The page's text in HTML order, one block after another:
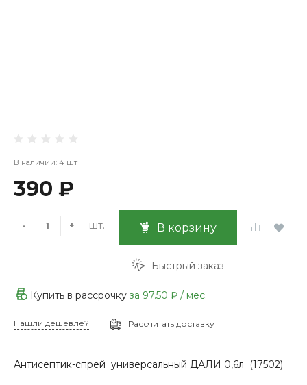
В наличии: 4 шт
390 ₽
- + шт. В корзину
Быстрый заказ
Купить в рассрочку за 97.50 ₽ / мес.
Нашли дешевле? Рассчитать доставку
Антисептик-спрей универсальный ДАЛИ 0,6л (17502)